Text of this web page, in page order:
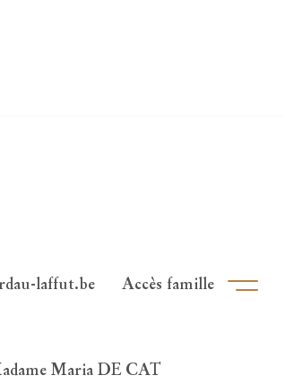
laffut.be Accès famille
Maria DE CAT